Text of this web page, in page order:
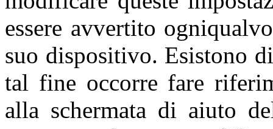
essere avvertito
suo dispositivo. Esistono
tal fine occorre fare
alla schermata di aiuto